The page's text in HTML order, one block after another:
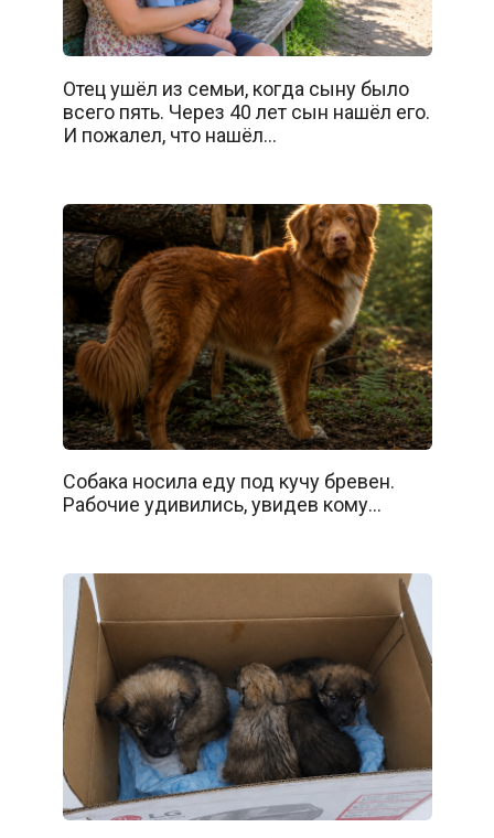
Отец ушёл из семьи, когда сыну было
всего пять. Через 40 лет сын нашёл его.
И пожалел, что нашёл…
Собака носила еду под кучу бревен.
Рабочие удивились, увидев кому…